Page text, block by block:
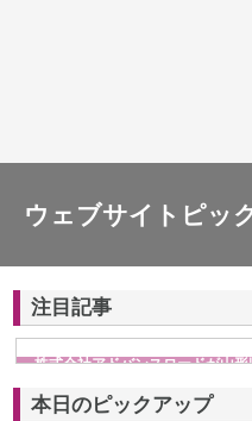
ウェブサイトピッ
注目記事
株式会社アドバンスロードが山
本日のピックアップ